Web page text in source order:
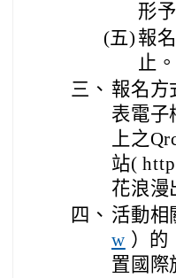
形
(五) 報
止。
三、 報名方
表電子
上之
站(
花浪漫
四、 活動相
w ）的
置國